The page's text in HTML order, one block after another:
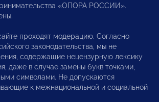
«ОПОРА РОССИИ».
проходят модерацию. Согласно
законодательства, мы не
содержащие нецензурную лексику
даже в случае замены букв точками,
символами. Не допускаются
к межнациональной и социальной